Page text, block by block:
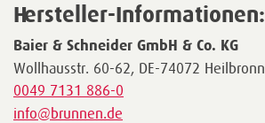
Hersteller-Informationen:
Baier & Schneider GmbH & Co. KG
Wollhausstr. 60-62, DE-74072 Heilbronn
0049 7131 886-0
info@brunnen.de